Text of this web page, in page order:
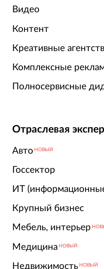
Видео
Контент
Креативные
Комплексные
Полносервисные
Отраслевая
Авто НОВЫЙ
Госсектор
ИТ
Крупный бизнес
Мебель, интерьер
Медицина НОВЫЙ
Недвижимость НОВЫЙ